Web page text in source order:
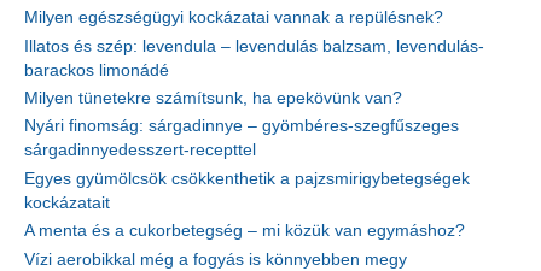
Milyen egészségügyi kockázatai vannak a repülésnek?
Illatos és szép: levendula – levendulás balzsam, levendulás-
barackos limonádé
Milyen tünetekre számítsunk, ha epekövünk van?
Nyári finomság: sárgadinnye – gyömbéres-szegfűszeges
sárgadinnyedesszert-recepttel
Egyes gyümölcsök csökkenthetik a pajzsmirigybetegségek
kockázatait
A menta és a cukorbetegség – mi közük van egymáshoz?
Vízi aerobikkal még a fogyás is könnyebben megy